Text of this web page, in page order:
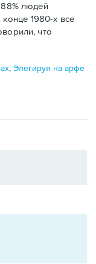
людей
конце 1980-х все
что
,Элегируя на арфе